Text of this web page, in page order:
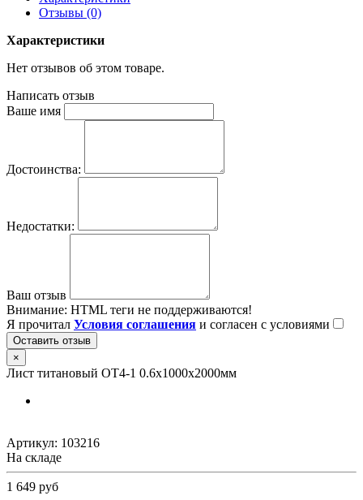
Отзывы (0)
Характеристики
Нет отзывов об этом товаре.
Написать отзыв
Ваше имя
Достоинства:
Недостатки:
Ваш отзыв
Внимание: HTML теги не поддерживаются!
Я прочитал Условия соглашения и согласен с условиями
Оставить отзыв
×
Лист титановый ОТ4-1 0.6х1000х2000мм
Артикул: 103216
На складе
1 649 руб